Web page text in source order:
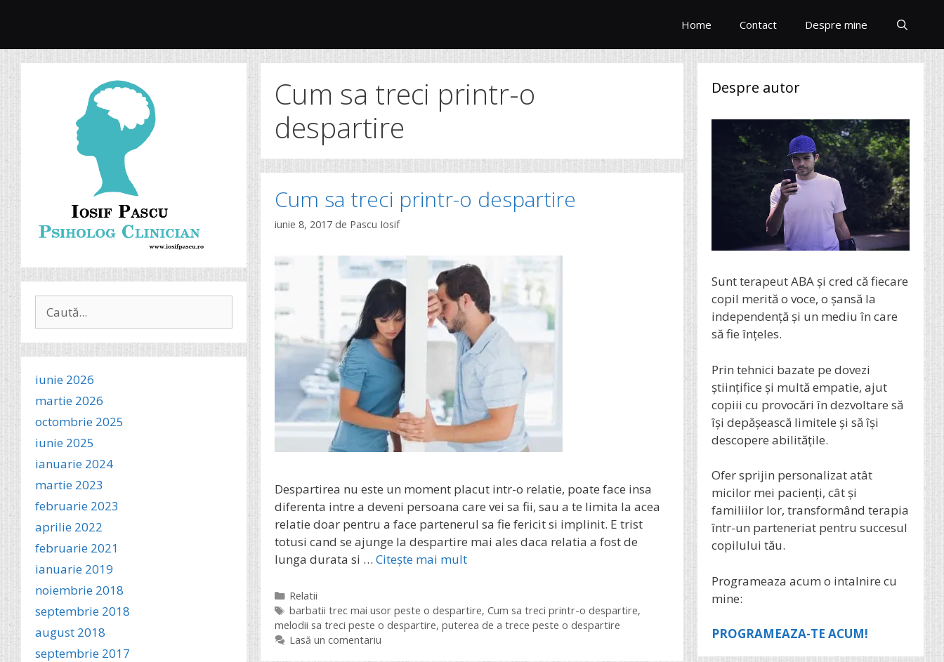
Home Contact Despre mine
Cum sa treci printr-o
despartire
Cum sa treci printr-o despartire
iunie 8, 2017 de Pascu Iosif
Despartirea nu este un moment placut intr-o relatie, poate face insa
diferenta intre a deveni persoana care vei sa fii, sau a te limita la acea
relatie doar pentru a face partenerul sa fie fericit si implinit. E trist
totusi cand se ajunge la despartire mai ales daca relatia a fost de
lunga durata si … Citește mai mult
Categorii
Relatii
Etichete
barbatii trec mai usor peste o despartire,Cum sa treci printr-o despartire,
melodii sa treci peste o despartire, puterea de a trece peste o despartire
Lasă un comentariu
după:
iunie 2026
martie 2026
octombrie 2025
iunie 2025
ianuarie 2024
martie 2023
februarie 2023
aprilie 2022
februarie 2021
ianuarie 2019
noiembrie 2018
septembrie 2018
august 2018
septembrie 2017
Despre autor
Sunt terapeut ABA și cred că fiecare
copil merită o voce, o șansă la
independență și un mediu în care
să fie înțeles.
Prin tehnici bazate pe dovezi
științifice și multă empatie, ajut
copiii cu provocări în dezvoltare să
își depășească limitele și să își
descopere abilitățile.
Ofer sprijin personalizat atât
micilor mei pacienți, cât și
familiilor lor, transformând terapia
într-un parteneriat pentru succesul
copilului tău.
Programeaza acum o intalnire cu
mine:
PROGRAMEAZA-TE ACUM!